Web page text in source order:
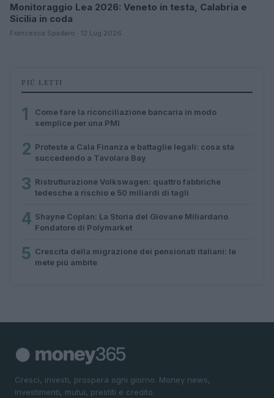
Monitoraggio Lea 2026: Veneto in testa, Calabria e
Sicilia in coda
Francesca Spadaro · 12 Lug 2026
PIÙ LETTI
1
Come fare la riconciliazione bancaria in modo
semplice per una PMI
2 Proteste a Cala Finanza e battaglie legali: cosa sta
succedendo a Tavolara Bay
3 Ristrutturazione Volkswagen: quattro fabbriche
tedesche a rischio e 50 miliardi di tagli
4 Shayne Coplan: La Storia del Giovane Miliardario
Fondatore di Polymarket
5 Crescita della migrazione dei pensionati italiani: le
mete più ambite
Cresci, investi, prospera ogni giorno. Money news,
investimenti, mutui, prestiti e credito.